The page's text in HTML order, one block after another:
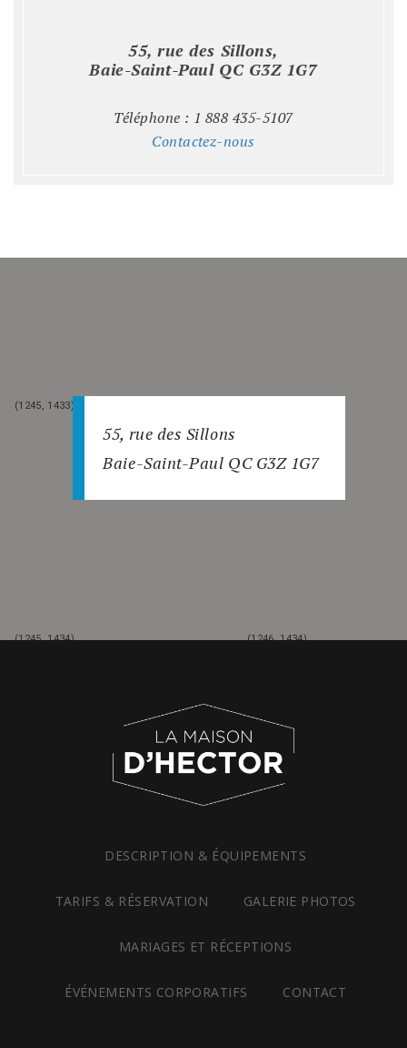
55, rue des Sillons,
Baie-Saint-Paul QC G3Z 1G7
Téléphone : 1 888 435-5107
Contactez-nous
(1245, 1433)
(1246, 1434)
(1245, 1434)
55, rue des Sillons
Baie-Saint-Paul QC G3Z 1G7
DESCRIPTION & ÉQUIPEMENTS
TARIFS & RÉSERVATION GALERIE PHOTOS
MARIAGES ET RÉCEPTIONS
ÉVÉNEMENTS CORPORATIFS CONTACT